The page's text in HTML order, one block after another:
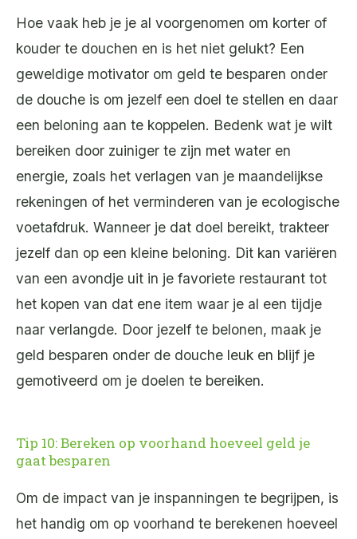
Hoe vaak heb je je al voorgenomen om korter of
kouder te douchen en is het niet gelukt? Een
geweldige motivator om geld te besparen onder
de douche is om jezelf een doel te stellen en daar
een beloning aan te koppelen. Bedenk wat je wilt
bereiken door zuiniger te zijn met water en
energie, zoals het verlagen van je maandelijkse
rekeningen of het verminderen van je ecologische
voetafdruk. Wanneer je dat doel bereikt, trakteer
jezelf dan op een kleine beloning. Dit kan variëren
van een avondje uit in je favoriete restaurant tot
het kopen van dat ene item waar je al een tijdje
naar verlangde. Door jezelf te belonen, maak je
geld besparen onder de douche leuk en blijf je
gemotiveerd om je doelen te bereiken.
Tip 10: Bereken op voorhand hoeveel geld je
gaat besparen
Om de impact van je inspanningen te begrijpen, is
het handig om op voorhand te berekenen hoeveel